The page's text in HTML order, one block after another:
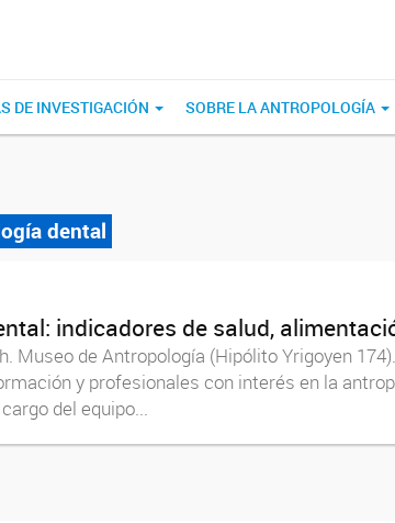
DE INVESTIGACIÓN SOBRE LA ANTROPOLOGÍA
dental
indicadores de salud,
Museo de Antropología (Hipólito Yrigoyen
y profesionales con interés en la
del equipo...